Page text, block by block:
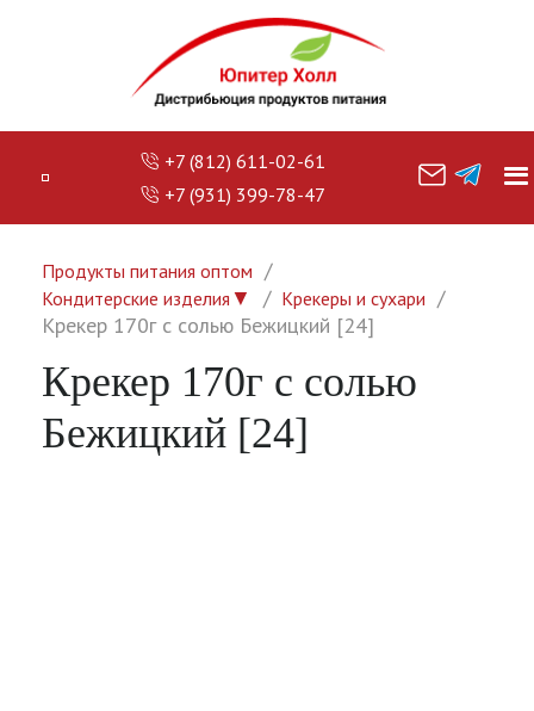
+7 (812) 611-02-61
+7 (931) 399-78-47
Продукты питания оптом
Кондитерские изделия ▼ Крекеры и сухари
Крекер 170г с солью Бежицкий [24]
Крекер 170г с солью
Бежицкий [24]